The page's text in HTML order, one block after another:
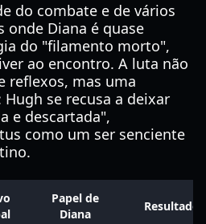
do combate e de vários
Diana é quase
do "filamento morto",
ao encontro. A luta não
reflexos, mas uma
se recusa a deixar
e descartada",
como um ser senciente
Papel de
Diana
Resultado